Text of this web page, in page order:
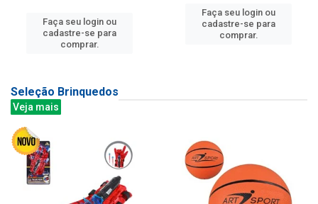
Faça seu login ou
cadastre-se para
comprar.
Faça seu login ou
cadastre-se para
comprar.
Seleção Brinquedos
Veja mais